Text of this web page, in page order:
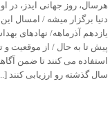
هرسال، روز جهانی ایدز، در
دنیا برگزار میشه / امسال این
پیش تا به حال / از موقعیت و
استفاده می کنند تا ضمن
سال گذشته رو ارزیابی کنند